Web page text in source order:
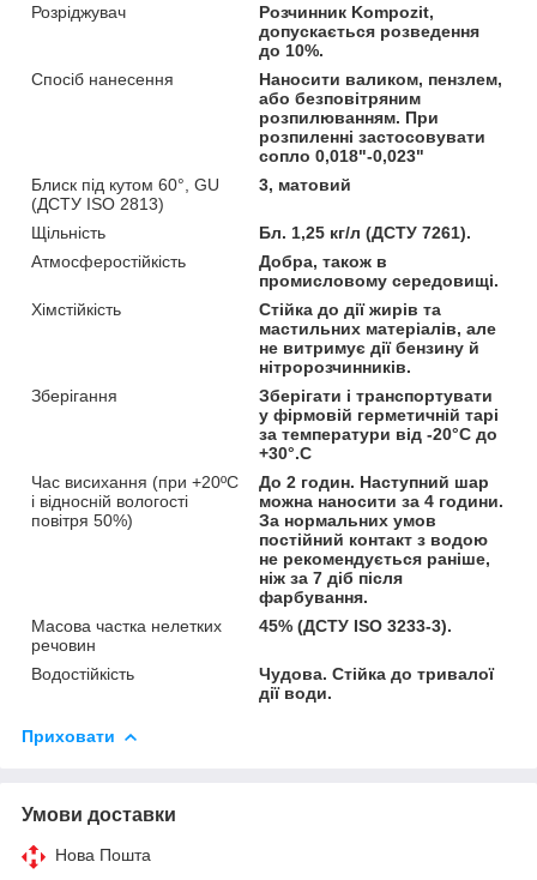
Розріджувач
Розчинник Kompozit,
допускається розведення
до 10%.
Спосіб нанесення
Наносити валиком, пензлем,
або безповітряним
розпилюванням. При
розпиленні застосовувати
сопло 0,018"-0,023"
Блиск під кутом 60°, GU
(ДСТУ ISO 2813)
3, матовий
Щільність
Бл. 1,25 кг/л (ДСТУ 7261).
Атмосферостійкість
Добра, також в
промисловому середовищі.
Хімстійкість
Стійка до дії жирів та
мастильних матеріалів, але
не витримує дії бензину й
нітророзчинників.
Зберігання
Зберігати і транспортувати
у фірмовій герметичній тарі
за температури від -20°С до
+30°.С
Час висихання (при +20ºС
і відносній вологості
повітря 50%)
До 2 годин. Наступний шар
можна наносити за 4 години.
За нормальних умов
постійний контакт з водою
не рекомендується раніше,
ніж за 7 діб після
фарбування.
Масова частка нелетких
речовин
45% (ДСТУ ISO 3233-3).
Водостійкість
Чудова. Стійка до тривалої
дії води.
Приховати
Умови доставки
Нова Пошта